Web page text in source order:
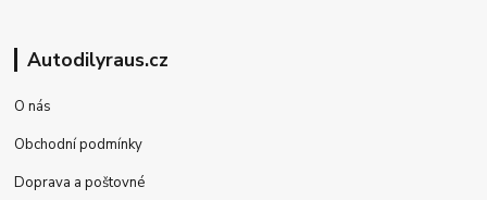
Autodilyraus.cz
O nás
Obchodní podmínky
Doprava a poštovné